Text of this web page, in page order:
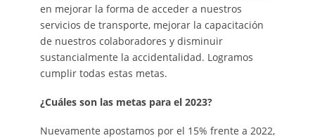
en mejorar la forma de acceder a nuestros
servicios de transporte, mejorar la capacitación
de nuestros colaboradores y disminuir
sustancialmente la accidentalidad. Logramos
cumplir todas estas metas.
¿Cuáles son las metas para el 2023?
Nuevamente apostamos por el 15% frente a 2022,